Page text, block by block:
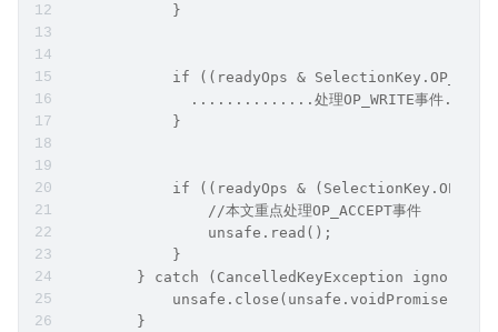
sSelectedKey
。
public final class NioEventLoop extends
final AbstractNioChannel.NioUnsafe
        ..............省略.................
        try {
            int readyOps = k.readyOps();
if ((readyOps &
复制代码